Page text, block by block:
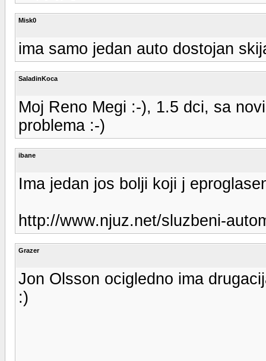
Misk0
ima samo jedan auto dostojan
SaladinKoca
Moj Reno Megi :-), 1.5 dci, sa
problema :-)
ibane
Ima jedan jos bolji koji j
http://www.njuz.net/sluzbeni-
Grazer
Jon Olsson ocigledno ima
:)